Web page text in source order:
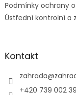
Podmínky ochrany
Ústřední kontrolní a
Kontakt
zahrada@
+420 739 002